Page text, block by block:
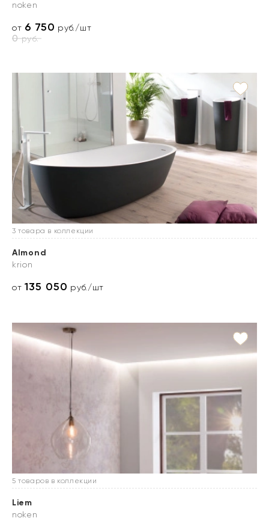
noken
от 6 750 руб./шт
0руб.
3 товара в коллекции
Almond
krion
от135 050 руб./шт
5 товаров в коллекции
Liem
noken